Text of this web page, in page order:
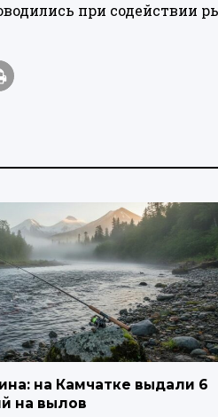
при содействии
на Камчатке выдали 6
на вылов